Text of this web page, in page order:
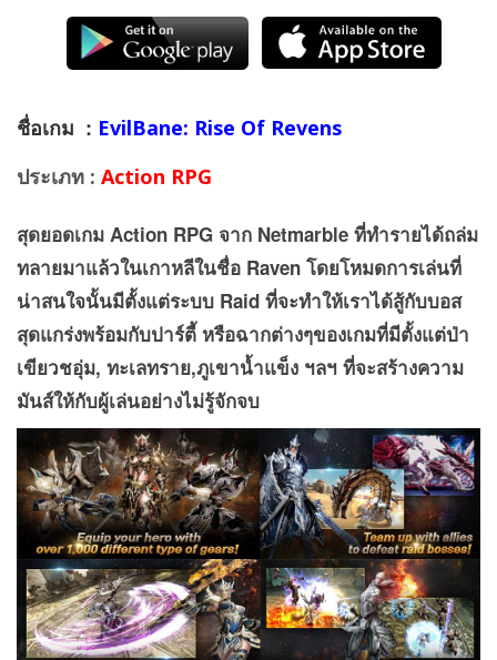
ชื่อเกม : EvilBane: Rise Of Revens
ประเภท : Action RPG
สุดยอดเกม Action RPG จาก Netmarble ที่ทำรายได้ถล่ม
ทลายมาแล้วในเกาหลีในชื่อ Raven โดยโหมดการเล่นที่
น่าสนใจนั้นมีตั้งแต่ระบบ Raid ที่จะทำให้เราได้สู้กับบอส
สุดแกร่งพร้อมกับปาร์ตี้ หรือฉากต่างๆของเกมที่มีตั้งแต่ป่า
เขียวชอุ่ม, ทะเลทราย,ภูเขาน้ำแข็ง ฯลฯ ที่จะสร้างความ
มันส์ให้กับผู้เล่นอย่างไม่รู้จักจบ